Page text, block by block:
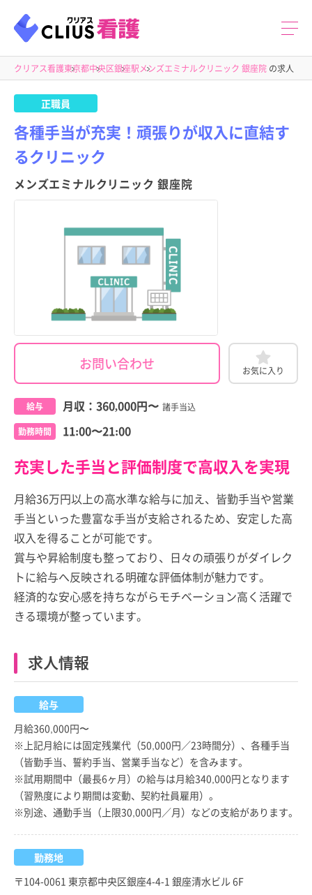
クリアス看護東京都中央区銀座駅メンズエミナルクリニック 銀座院 の求人
正職員
各種手当が充実！頑張りが収入に直結す
るクリニック
メンズエミナルクリニック 銀座院
お問い合わせ お気に入り
給与 月収： 360,000円〜 諸手当込
勤務時間 11:00〜21:00
充実した手当と評価制度で高収入を実現
月給36万円以上の高水準な給与に加え、皆勤手当や営業
手当といった豊富な手当が支給されるため、安定した高
収入を得ることが可能です。
賞与や昇給制度も整っており、日々の頑張りがダイレク
トに給与へ反映される明確な評価体制が魅力です。
経済的な安心感を持ちながらモチベーション高く活躍で
きる環境が整っています。
求人情報
給与
月給360,000円〜
※上記月給には固定残業代（50,000円／23時間分）、各種手当
（皆勤手当、誓約手当、営業手当など）を含みます。
※試用期間中（最長6ヶ月）の給与は月給340,000円となります
（習熟度により期間は変動、契約社員雇用）。
※別途、通勤手当（上限30,000円／月）などの支給があります。
勤務地
〒104-0061 東京都中央区銀座4-4-1 銀座清水ビル 6F